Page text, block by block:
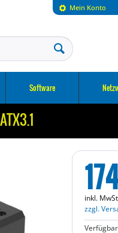
Mein Konto
Software
inkl.
zzgl.